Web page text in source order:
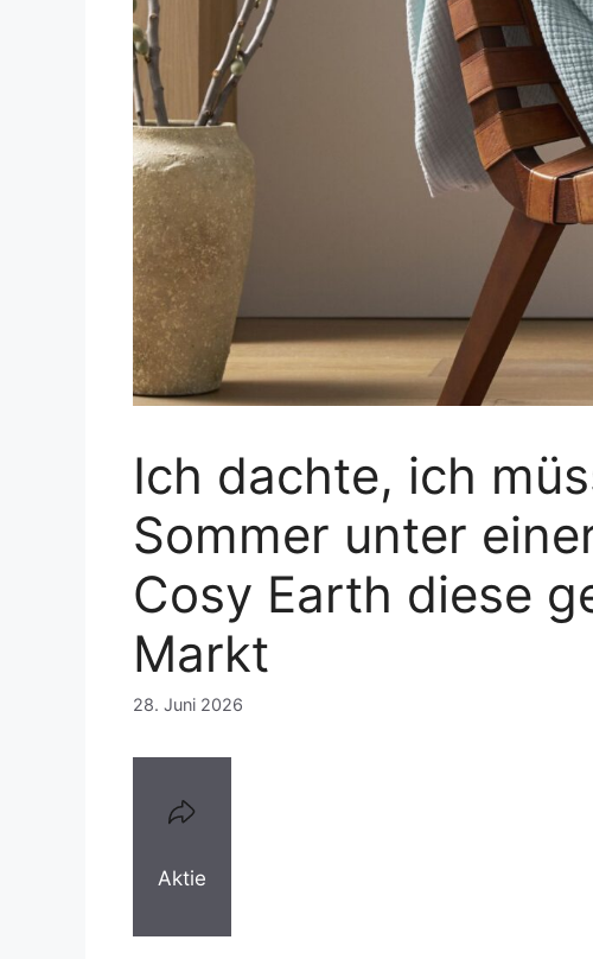
Ich dachte, ich
Sommer unter
Cosy Earth diese
Markt
28. Juni 2026
Aktie